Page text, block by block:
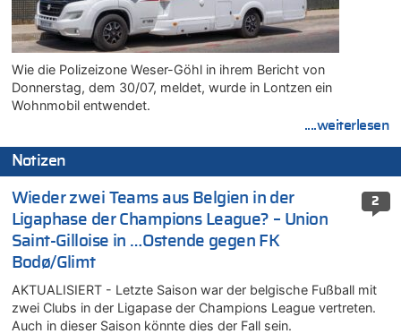
Wie die Polizeizone Weser-Göhl in ihrem Bericht von
Donnerstag, dem 30/07, meldet, wurde in Lontzen ein
Wohnmobil entwendet.
....weiterlesen
Notizen
2
Wieder zwei Teams aus Belgien in der
Ligaphase der Champions League? – Union
Saint-Gilloise in …Ostende gegen FK
Bodø/Glimt
AKTUALISIERT - Letzte Saison war der belgische Fußball mit
zwei Clubs in der Ligapase der Champions League vertreten.
Auch in dieser Saison könnte dies der Fall sein.